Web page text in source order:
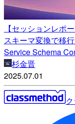
【セッションレポ
スキーマ変換で移
Service Schema
杉金晋
2025.07.01